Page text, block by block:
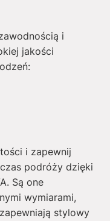
i
jakości
i zapewnij
podróży dzięki
Są one
wymiarami,
stylowy